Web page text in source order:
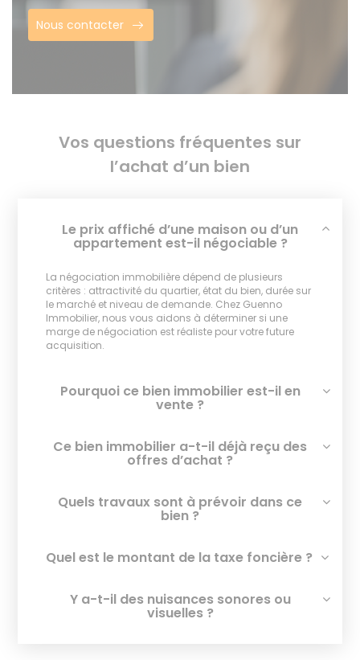
Nous contacter
Vos questions fréquentes sur
l’achat d’un bien
Le prix affiché d’une maison ou d’un
appartement est-il négociable ?
La négociation immobilière dépend de plusieurs
critères : attractivité du quartier, état du bien, durée sur
le marché et niveau de demande. Chez Guenno
Immobilier, nous vous aidons à déterminer si une
marge de négociation est réaliste pour votre future
acquisition.
Pourquoi ce bien immobilier est-il en
vente ?
Ce bien immobilier a-t-il déjà reçu des
offres d’achat ?
Quels travaux sont à prévoir dans ce
bien ?
Quel est le montant de la taxe foncière ?
Y a-t-il des nuisances sonores ou
visuelles ?